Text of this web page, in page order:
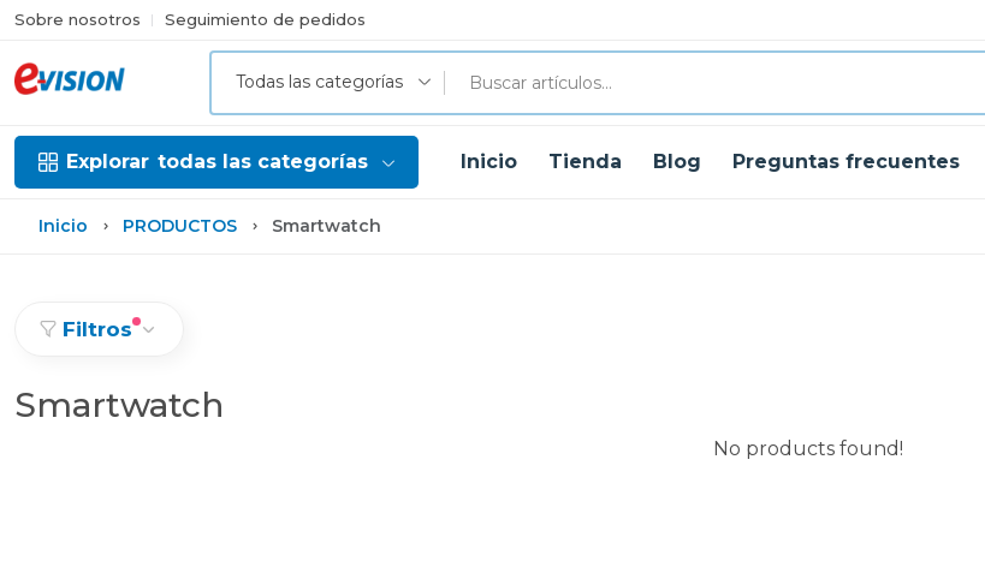
Sobre nosotros Seguimiento de pedidos
Todas las categorías
Explorar todas las categorías Inicio Tienda Blog Preguntas frecuentes
Inicio PRODUCTOS Smartwatch
Filtros
Smartwatch
No products found!